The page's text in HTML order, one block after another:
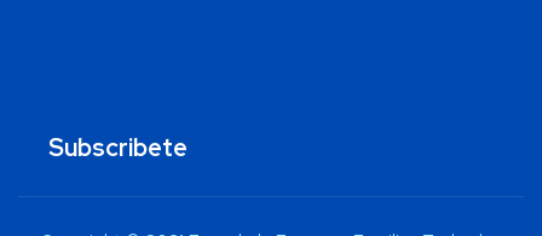
Subscribete